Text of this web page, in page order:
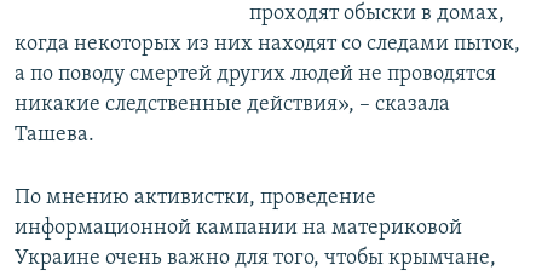
проходят обыски в домах,
когда некоторых из них находят со следами пыток,
а по поводу смертей других людей не проводятся
никакие следственные действия», – сказала
Ташева.
По мнению активистки, проведение
информационной кампании на материковой
Украине очень важно для того, чтобы крымчане,